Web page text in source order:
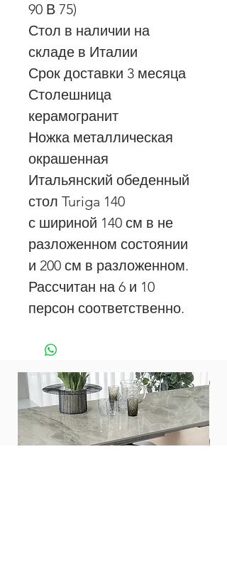
90 В 75)
Стол в наличии на
складе в Италии
Срок доставки 3 месяца
Столешница
керамогранит
Ножка металлическая
окрашенная
Итальянский обеденный
стол Turiga 140
с шириной 140 см в не
разложенном состоянии
и 200 см в разложенном.
Рассчитан на 6 и 10
персон соответственно.